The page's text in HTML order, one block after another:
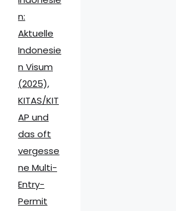
n:
Aktuelle
Indonesie
n Visum
(2025),
KITAS/KIT
AP und
das oft
vergesse
ne Multi-
Entry-
Permit